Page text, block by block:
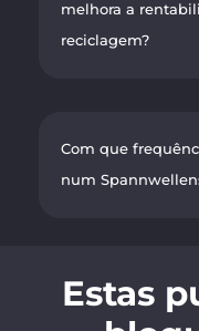
melhora a
reciclagem?
Com que
num
Estas